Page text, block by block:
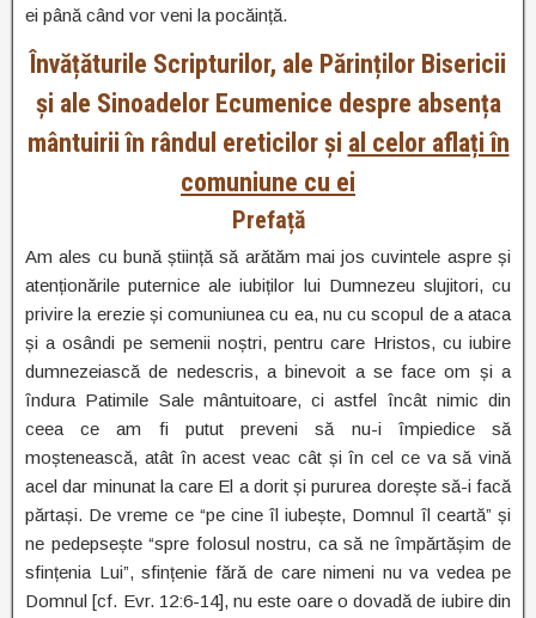
ei până când vor veni la pocăință.
Învățăturile Scripturilor, ale Părinților Bisericii
și ale Sinoadelor Ecumenice despre absența
mântuirii în rândul ereticilor și al celor aflați în
comuniune cu ei
Prefață
Am ales cu bună știință să arătăm mai jos cuvintele aspre și
atenționările puternice ale iubiților lui Dumnezeu slujitori, cu
privire la erezie și comuniunea cu ea, nu cu scopul de a ataca
și a osândi pe semenii noștri, pentru care Hristos, cu iubire
dumnezeiască de nedescris, a binevoit a se face om și a
îndura Patimile Sale mântuitoare, ci astfel încât nimic din
ceea ce am fi putut preveni să nu-i împiedice să
moștenească, atât în acest veac cât și în cel ce va să vină
acel dar minunat la care El a dorit și pururea dorește să-i facă
părtași. De vreme ce “pe cine îl iubește, Domnul îl ceartă” și
ne pedepsește “spre folosul nostru, ca să ne împărtășim de
sfințenia Lui”, sfințenie fără de care nimeni nu va vedea pe
Domnul [cf. Evr. 12:6-14], nu este oare o dovadă de iubire din